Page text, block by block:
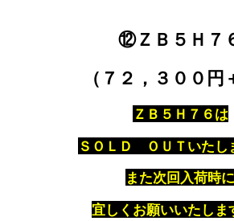
⑫ＺＢ５Ｈ７
（７２，３００円
ＺＢ５Ｈ７６は
ＳＯＬＤ ＯＵＴいたし
また次回入荷時に
宜しくお願いいたしま